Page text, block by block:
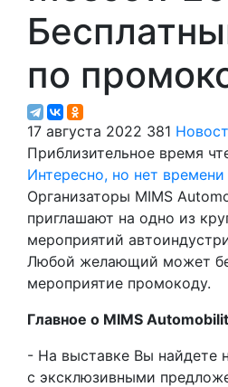
по
17 августа 2022 381
Приблизительное время
Интересно, но нет времени
Организаторы MIMS
приглашают на одно из
мероприятий
Любой желающий может
мероприятие промокоду.
Главное о MIMS
- На выставке Вы найдете
с эксклюзивными